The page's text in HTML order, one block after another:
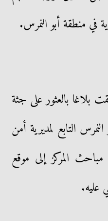
في منطقة أبو النمرس.
بلاغا بالعثور على جثة
التابع لمديرية أمن
مباحث المركز إلى موقع
عليه.